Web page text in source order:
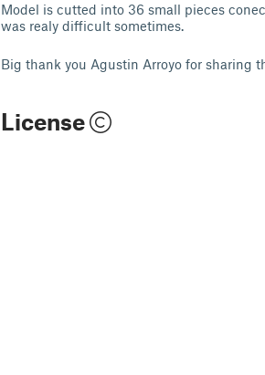
Model is cutted into 36 small pieces
was realy difficult sometimes.
Big thank you Agustin Arroyo for sharing
License